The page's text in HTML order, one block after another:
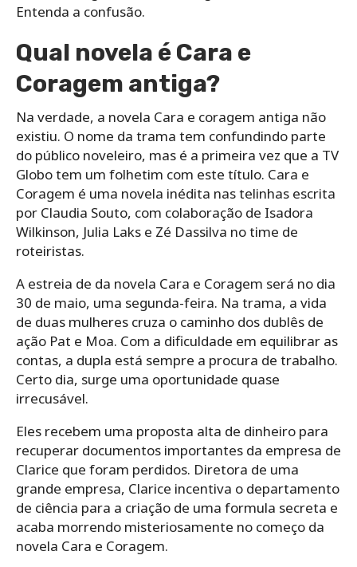
Entenda a confusão.
Qual novela é Cara e
Coragem antiga?
Na verdade, a novela Cara e coragem antiga não
existiu. O nome da trama tem confundindo parte
do público noveleiro, mas é a primeira vez que a TV
Globo tem um folhetim com este título. Cara e
Coragem é uma novela inédita nas telinhas escrita
por Claudia Souto, com colaboração de Isadora
Wilkinson, Julia Laks e Zé Dassilva no time de
roteiristas.
A estreia de da novela Cara e Coragem será no dia
30 de maio, uma segunda-feira. Na trama, a vida
de duas mulheres cruza o caminho dos dublês de
ação Pat e Moa. Com a dificuldade em equilibrar as
contas, a dupla está sempre a procura de trabalho.
Certo dia, surge uma oportunidade quase
irrecusável.
Eles recebem uma proposta alta de dinheiro para
recuperar documentos importantes da empresa de
Clarice que foram perdidos. Diretora de uma
grande empresa, Clarice incentiva o departamento
de ciência para a criação de uma formula secreta e
acaba morrendo misteriosamente no começo da
novela Cara e Coragem.